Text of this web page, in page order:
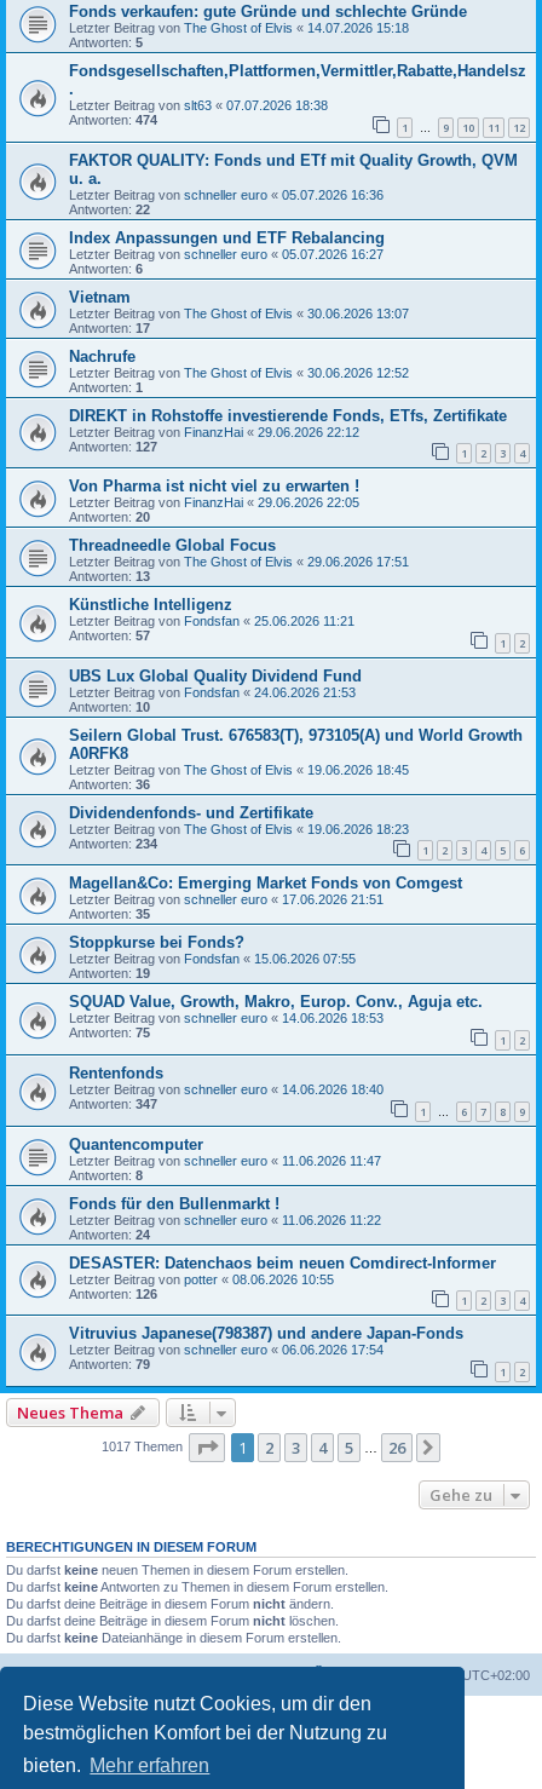
Diese Website nutzt Cookies, um dir den
bestmöglichen Komfort bei der Nutzung zu
bieten. Mehr erfahren
Fonds verkaufen: gute Gründe und schlechte Gründe
Letzter Beitrag von The Ghost of Elvis « 14.07.2026 15:18
Antworten: 5
Fondsgesellschaften,Plattformen,Vermittler,Rabatte,Handelsz
.
Letzter Beitrag von slt63 « 07.07.2026 18:38
Antworten: 474 1 … 9 10 11 12
FAKTOR QUALITY: Fonds und ETf mit Quality Growth, QVM
u. a.
Letzter Beitrag von schneller euro « 05.07.2026 16:36
Antworten: 22
Index Anpassungen und ETF Rebalancing
Letzter Beitrag von schneller euro « 05.07.2026 16:27
Antworten: 6
Vietnam
Letzter Beitrag von The Ghost of Elvis « 30.06.2026 13:07
Antworten: 17
Nachrufe
Letzter Beitrag von The Ghost of Elvis « 30.06.2026 12:52
Antworten: 1
DIREKT in Rohstoffe investierende Fonds, ETfs, Zertifikate
Letzter Beitrag von FinanzHai « 29.06.2026 22:12
Antworten: 127 1 2 3 4
Von Pharma ist nicht viel zu erwarten !
Letzter Beitrag von FinanzHai « 29.06.2026 22:05
Antworten: 20
Threadneedle Global Focus
Letzter Beitrag von The Ghost of Elvis « 29.06.2026 17:51
Antworten: 13
Künstliche Intelligenz
Letzter Beitrag von Fondsfan « 25.06.2026 11:21
Antworten: 57 1 2
UBS Lux Global Quality Dividend Fund
Letzter Beitrag von Fondsfan « 24.06.2026 21:53
Antworten: 10
Seilern Global Trust. 676583(T), 973105(A) und World Growth
A0RFK8
Letzter Beitrag von The Ghost of Elvis « 19.06.2026 18:45
Antworten: 36
Dividendenfonds- und Zertifikate
Letzter Beitrag von The Ghost of Elvis « 19.06.2026 18:23
Antworten: 234 1 2 3 4 5 6
Magellan&Co: Emerging Market Fonds von Comgest
Letzter Beitrag von schneller euro « 17.06.2026 21:51
Antworten: 35
Stoppkurse bei Fonds?
Letzter Beitrag von Fondsfan « 15.06.2026 07:55
Antworten: 19
SQUAD Value, Growth, Makro, Europ. Conv., Aguja etc.
Letzter Beitrag von schneller euro « 14.06.2026 18:53
Antworten: 75 1 2
Rentenfonds
Letzter Beitrag von schneller euro « 14.06.2026 18:40
Antworten: 347 1 … 6 7 8 9
Quantencomputer
Letzter Beitrag von schneller euro « 11.06.2026 11:47
Antworten: 8
Fonds für den Bullenmarkt !
Letzter Beitrag von schneller euro « 11.06.2026 11:22
Antworten: 24
DESASTER: Datenchaos beim neuen Comdirect-Informer
Letzter Beitrag von potter « 08.06.2026 10:55
Antworten: 126 1 2 3 4
Vitruvius Japanese(798387) und andere Japan-Fonds
Letzter Beitrag von schneller euro « 06.06.2026 17:54
Antworten: 79 1 2
Neues Thema
1017 Themen Seite 1von 26
1 2 3 4 5 26
Gehe zu
BERECHTIGUNGEN IN DIESEM FORUM
Du darfst keine neuen Themen in diesem Forum erstellen.
Du darfst keineAntworten zu Themen in diesem Forum erstellen.
Du darfst deine Beiträge in diesem Forum nicht ändern.
Du darfst deine Beiträge in diesem Forum nicht löschen.
Du darfst keine Dateianhänge in diesem Forum erstellen.
UTC+02:00